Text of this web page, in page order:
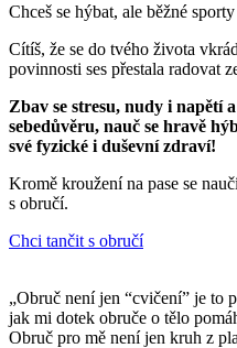
Chceš se hýbat, ale běžné
Cítíš, že se do tvého života
povinnosti ses přestala radovat
Zbav se stresu, nudy i napětí
sebedůvěru, nauč se hravě
své fyzické i duševní zdraví!
Kromě kroužení na pase se
s obručí.
Chci tančit s obručí
„Obruč není jen “cvičení” je to
jak mi dotek obruče o tělo
Obruč pro mě není jen kruh z